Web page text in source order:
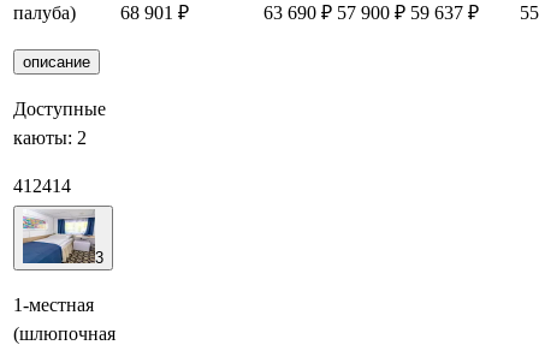
палуба)
описание
Доступные
каюты: 2
412414
68 901 ₽ 63 690 ₽ 57 900 ₽ 59 637 ₽
3
1-местная
(шлюпочная